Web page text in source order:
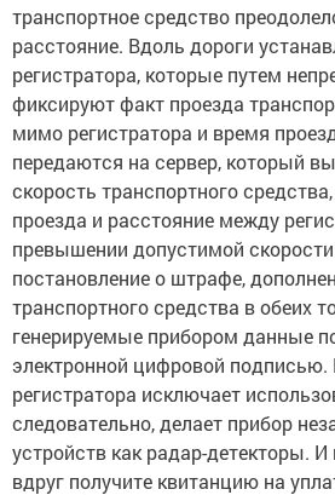
транспортное средство
расстояние. Вдоль дороги
регистратора, которые путем
фиксируют факт проезда
мимо регистратора и время
передаются на сервер, который
скорость транспортного
проезда и расстояние между
превышении допустимой
постановление о штрафе,
транспортного средства в обеих
генерируемые прибором данные
электронной цифровой подписью.
регистратора исключает
следовательно, делает прибор
устройств как радар-детекторы.
вдруг получите квитанцию на